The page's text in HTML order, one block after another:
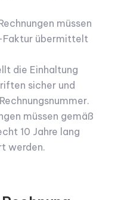
müssen
übermittelt
die Einhaltung
sicher und
müssen gemäß
10 Jahre lang
werden.